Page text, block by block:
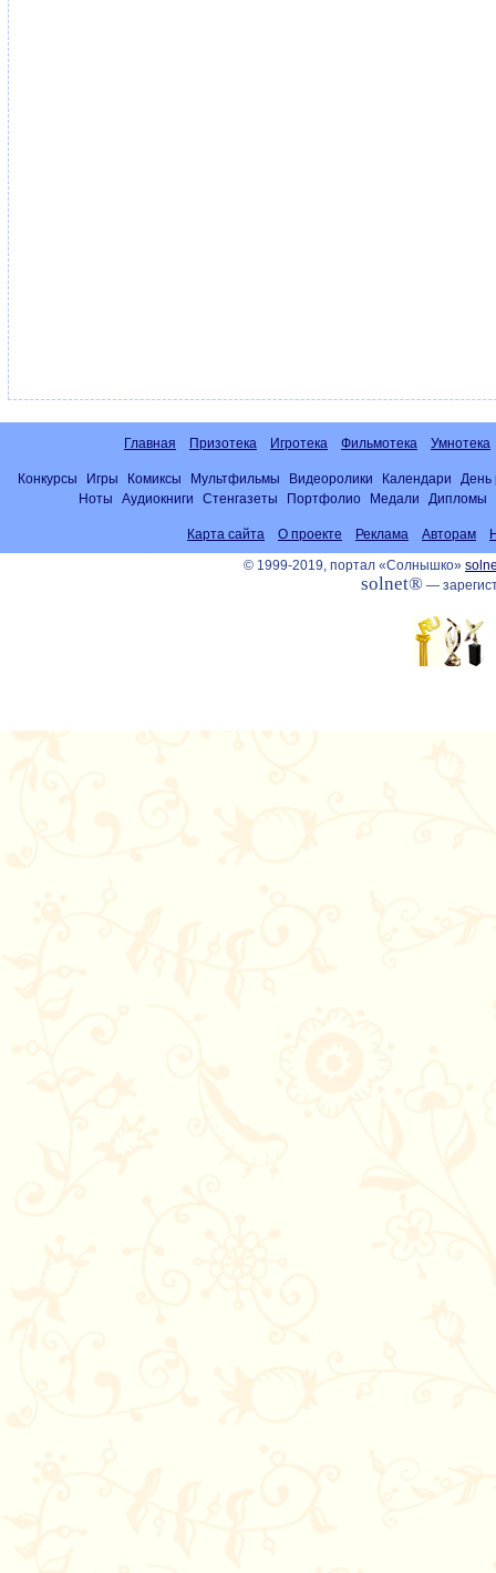
Главная Призотека Игротека Фильмотека Умнотека
Конкурсы Игры Комиксы Мультфильмы Видеоролики Календари
День
Ноты
Аудиокниги Стенгазеты Портфолио Медали Дипломы
Карта сайта О проекте Реклама Авторам
© 1999-2019, портал «Солнышко»
solnet®—